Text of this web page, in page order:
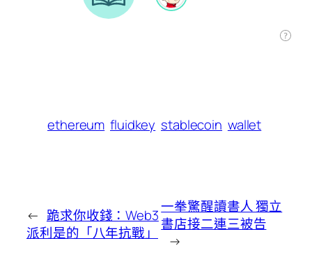
ethereum fluidkey stablecoin wallet
← 跪求你收錢：Web3
派利是的「八年抗戰」
一拳驚醒讀書人 獨立
書店接二連三被告
→